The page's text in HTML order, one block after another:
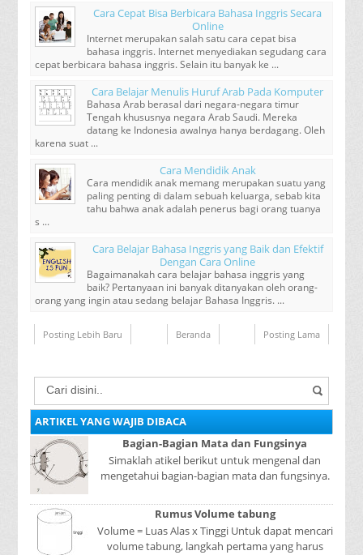
Cara Cepat Bisa Berbicara Bahasa Inggris Secara
Online
Internet merupakan salah satu cara cepat bisa
bahasa inggris. Internet menyediakan segudang cara
cepat berbicara bahasa inggris. Selain itu banyak ke ...
Cara Belajar Menulis Huruf Arab Pada Komputer
Bahasa Arab berasal dari negara-negara timur
Tengah khususnya negara Arab Saudi. Mereka
datang ke Indonesia awalnya hanya berdagang. Oleh
karena suat ...
Cara Mendidik Anak
Cara mendidik anak memang merupakan suatu yang
paling penting di dalam sebuah keluarga, sebab kita
tahu bahwa anak adalah penerus bagi orang tuanya
s ...
Cara Belajar Bahasa Inggris yang Baik dan Efektif
Dengan Cara Online
Bagaimanakah cara belajar bahasa inggris yang
baik? Pertanyaan ini banyak ditanyakan oleh orang-
orang yang ingin atau sedang belajar Bahasa Inggris. ...
Posting Lebih Baru Posting Lama
Beranda
ARTIKEL YANG WAJIB DIBACA
Bagian-Bagian Mata dan Fungsinya
Simaklah atikel berikut untuk mengenal dan
mengetahui bagian-bagian mata dan fungsinya.
mer...
Rumus Volume tabung
Volume = Luas Alas x Tinggi Untuk dapat mencari
volume tabung, langkah pertama yang harus